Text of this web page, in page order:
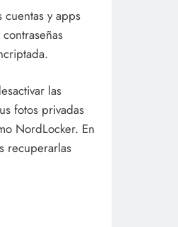
y apps
las
fotos privadas
NordLocker. En
recuperarlas